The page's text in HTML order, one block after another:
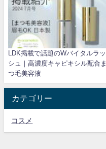
LDK掲載で話題のWバイタルラッ
シュ｜高濃度キャピキシル配合ま
つ毛美容液
カテゴリー
コスメ